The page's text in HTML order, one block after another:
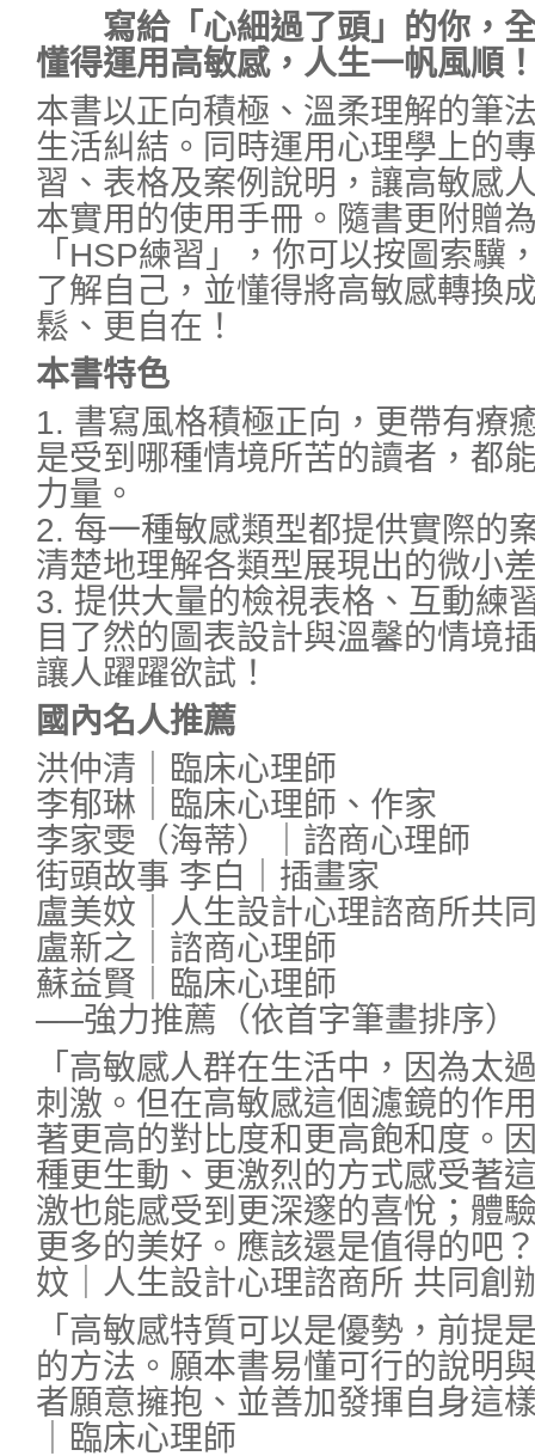
寫給「心細過了頭」的你，全
懂得運用高敏感，人生一帆風順
本書以正向積極、溫柔理解的筆
生活糾結。同時運用心理學上的
習、表格及案例說明，讓高敏感
本實用的使用手冊。隨書更附贈
「HSP練習」，你可以按圖索驥
了解自己，並懂得將高敏感轉換
鬆、更自在！
本書特色
1. 書寫風格積極正向，更帶有療
是受到哪種情境所苦的讀者，都
力量。
2. 每一種敏感類型都提供實際的
清楚地理解各類型展現出的微小
3. 提供大量的檢視表格、互動練
目了然的圖表設計與溫馨的情境
讓人躍躍欲試！
國內名人推薦
洪仲清｜臨床心理師
李郁琳｜臨床心理師、作家
李家雯（海蒂）｜諮商心理師
街頭故事 李白｜插畫家
盧美妏｜人生設計心理諮商所共
盧新之｜諮商心理師
蘇益賢｜臨床心理師
──強力推薦（依首字筆畫排序）
「高敏感人群在生活中，因為太
刺激。但在高敏感這個濾鏡的作
著更高的對比度和更高飽和度。
種更生動、更激烈的方式感受著
激也能感受到更深邃的喜悅；體
更多的美好。應該還是值得的吧
妏｜人生設計心理諮商所 共同創
「高敏感特質可以是優勢，前提
的方法。願本書易懂可行的說明
者願意擁抱、並善加發揮自身這
｜臨床心理師